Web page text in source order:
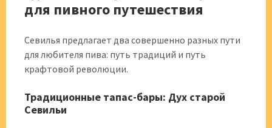
для пивного путешествия
Севилья предлагает два совершенно разных пути
для любителя пива: путь традиций и путь
крафтовой революции.
Традиционные тапас-бары: Дух старой
Севильи